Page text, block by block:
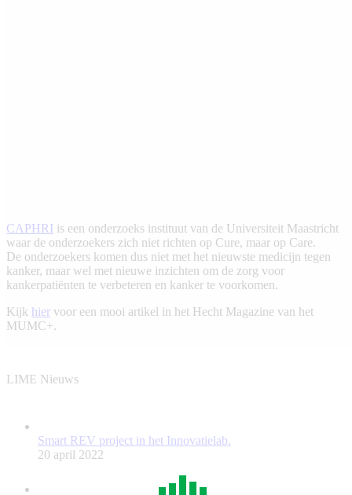
CAPHRI is een onderzoeks instituut van de Universiteit Maastricht
waar de onderzoekers zich niet richten op Cure, maar op Care.
De onderzoekers komen dus niet met het nieuwste medicijn tegen
kanker, maar wel met nieuwe inzichten om de zorg voor
kankerpatiënten te verbeteren en kanker te voorkomen.
Kijk hier voor een mooi artikel in het Hecht Magazine van het
MUMC+.
LIME Nieuws
Smart REV project in het Innovatielab.
20 april 2022